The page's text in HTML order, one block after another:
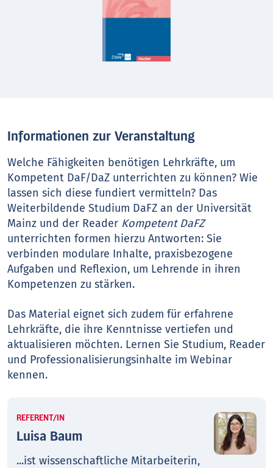
Informationen zur Veranstaltung
Welche Fähigkeiten benötigen Lehrkräfte, um
Kompetent DaF/DaZ unterrichten zu können? Wie
lassen sich diese fundiert vermitteln? Das
Weiterbildende Studium DaFZ an der Universität
Mainz und der Reader Kompetent DaFZ
unterrichten formen hierzu Antworten: Sie
verbinden modulare Inhalte, praxisbezogene
Aufgaben und Reflexion, um Lehrende in ihren
Kompetenzen zu stärken.
Das Material eignet sich zudem für erfahrene
Lehrkräfte, die ihre Kenntnisse vertiefen und
aktualisieren möchten. Lernen Sie Studium, Reader
und Professionalisierungsinhalte im Webinar
kennen.
REFERENT/IN
Luisa Baum
...ist wissenschaftliche Mitarbeiterin,